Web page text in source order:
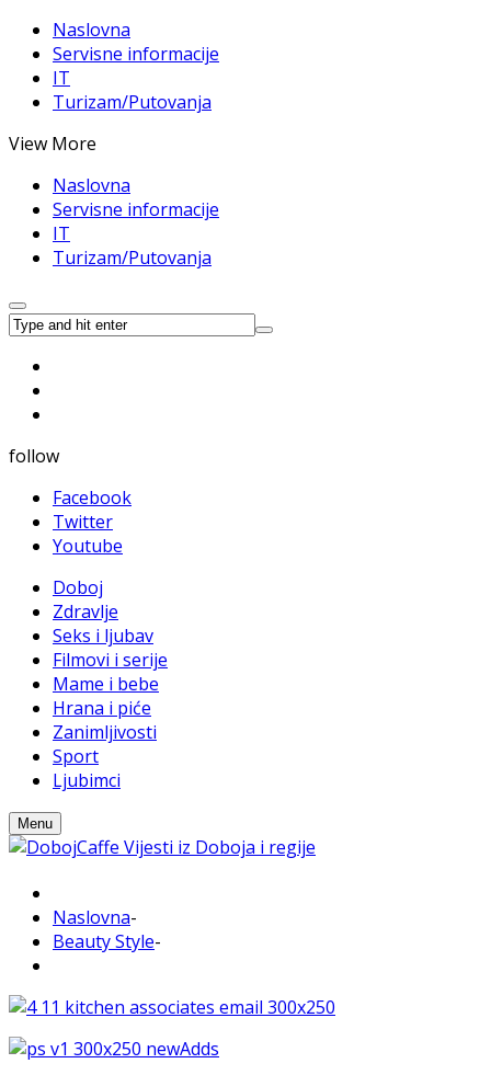
Naslovna
Servisne informacije
IT
Turizam/Putovanja
View More
Naslovna
Servisne informacije
IT
Turizam/Putovanja
follow
Facebook
Twitter
Youtube
Doboj
Zdravlje
Seks i ljubav
Filmovi i serije
Mame i bebe
Hrana i piće
Zanimljivosti
Sport
Ljubimci
Menu
Naslovna-
Beauty Style-